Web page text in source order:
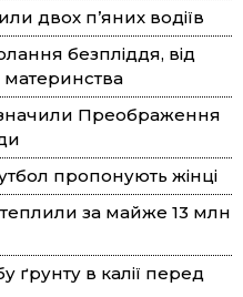
двох п’яних водіїв
безпліддя, від
материнства
Преображення
пропонують жінці
за майже 13 млн
ґрунту в калії перед